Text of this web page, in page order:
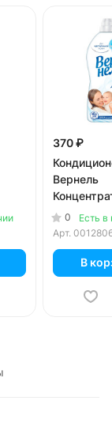
370 ₽
Вернель
детский
0
Есть в
Арт.
В